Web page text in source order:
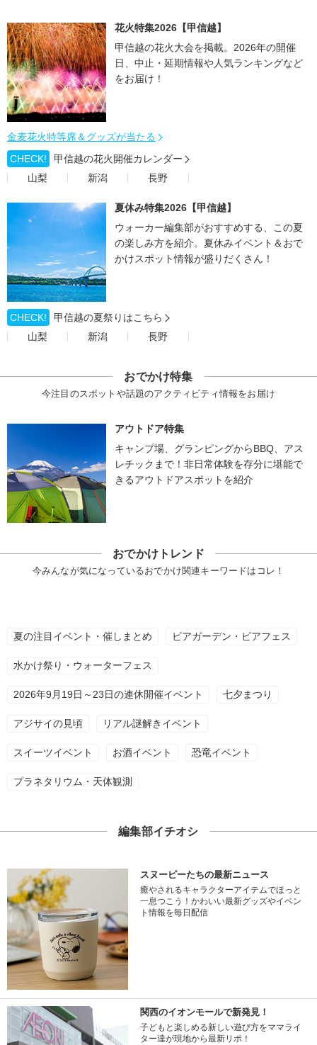
花火特集2026【甲信越】
甲信越の花火大会を掲載。2026年の開催
日、中止・延期情報や人気ランキングなど
をお届け！
金麦花火特等席＆グッズが当たる
CHECK!
甲信越の花火開催カレンダー
山梨
新潟 長野
夏休み特集2026【甲信越】
ウォーカー編集部がおすすめする、この夏
の楽しみ方を紹介。夏休みイベント＆おで
かけスポット情報が盛りだくさん！
CHECK!
甲信越の夏祭りはこちら
山梨
新潟 長野
おでかけ特集
今注目のスポットや話題のアクティビティ情報をお届け
アウトドア特集
キャンプ場、グランピングからBBQ、アス
レチックまで！非日常体験を存分に堪能で
きるアウトドアスポットを紹介
おでかけトレンド
今みんなが気になっているおでかけ関連キーワードはコレ！
夏の注目イベント・催しまとめ ビアガーデン・ビアフェス
水かけ祭り・ウォーターフェス
2026年9月19日～23日の連休開催イベント 七夕まつり
アジサイの見頃 リアル謎解きイベント
スイーツイベント お酒イベント 恐竜イベント
プラネタリウム・天体観測
編集部イチオシ
スヌーピーたちの最新ニュース
癒やされるキャラクターアイテムでほっと
一息つこう！かわいい最新グッズやイベン
ト情報を毎日配信
関西のイオンモールで新発見！
子どもと楽しめる新しい遊び方をママライ
ター達が現地から最新リポ！